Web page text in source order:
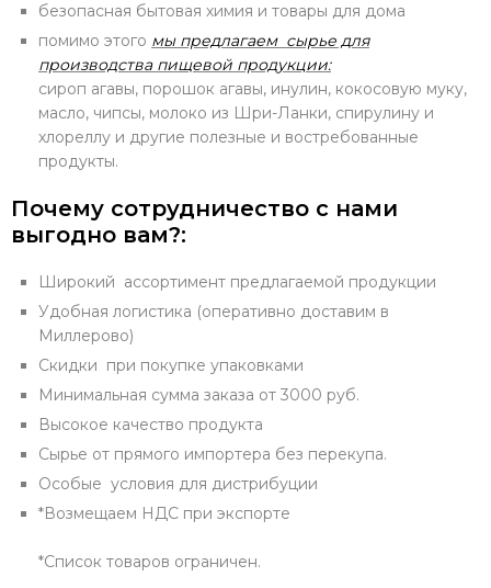
безопасная бытовая химия и товары для дома
помимо этого мы предлагаем сырье для
производства пищевой продукции:
сироп агавы, порошок агавы, инулин, кокосовую муку,
масло, чипсы, молоко из Шри-Ланки, спирулину и
хлореллу и другие полезные и востребованные
продукты.
Почему сотрудничество с нами
выгодно вам?:
Широкий ассортимент предлагаемой продукции
Удобная логистика (оперативно доставим в
Миллерово)
Скидки при покупке упаковками
Минимальная сумма заказа от 3000 руб.
Высокое качество продукта
Сырье от прямого импортера без перекупа.
Особые условия для дистрибуции
*Возмещаем НДС при экспорте
*Список товаров ограничен.